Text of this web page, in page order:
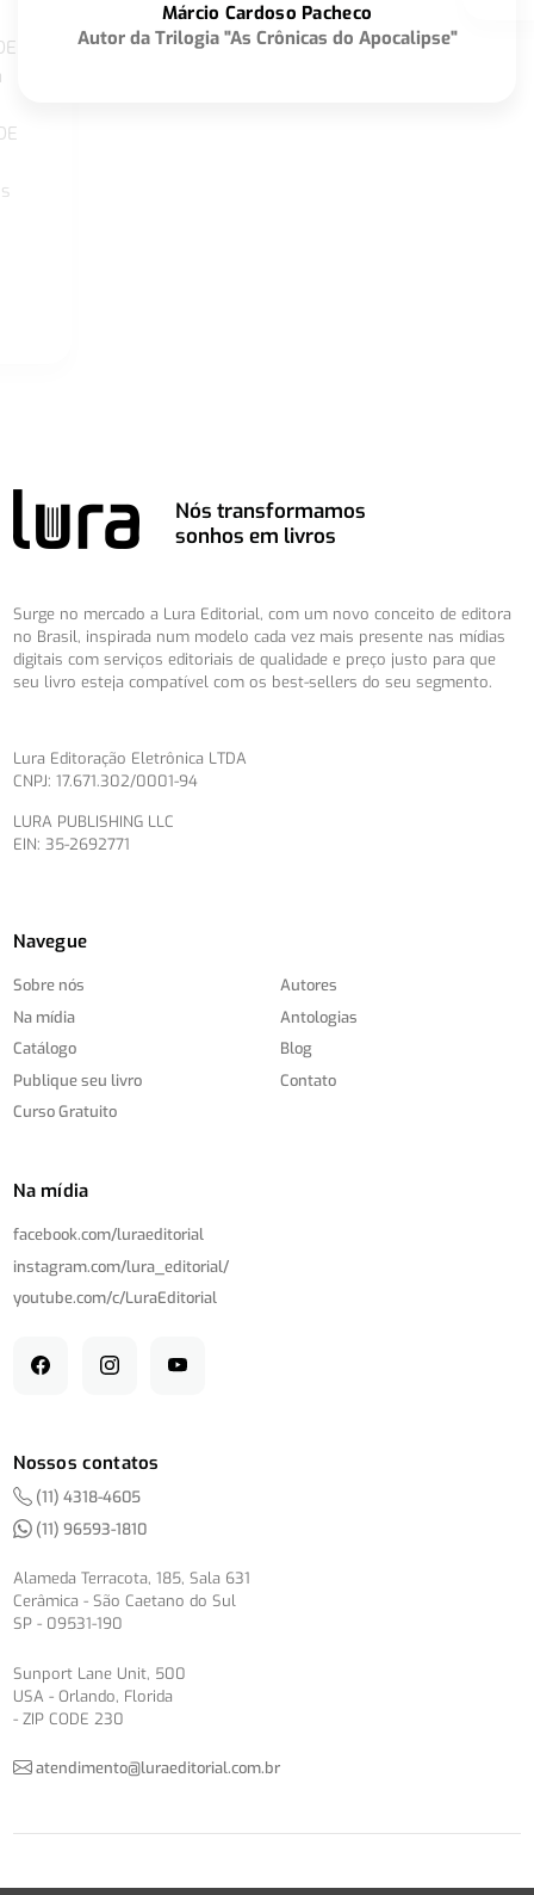
Márcio Cardoso Pacheco
Autor da Trilogia "As Crônicas do Apocalipse"
Nós transformamos
sonhos em livros
Surge no mercado a Lura Editorial, com um novo conceito de editora
no Brasil, inspirada num modelo cada vez mais presente nas mídias
digitais com serviços editoriais de qualidade e preço justo para que
seu livro esteja compatível com os best-sellers do seu segmento.
Lura Editoração Eletrônica LTDA
CNPJ: 17.671.302/0001-94
LURA PUBLISHING LLC
EIN: 35-2692771
Navegue
Sobre nós
Na mídia
Catálogo
Publique seu livro
Curso Gratuito
Autores
Antologias
Blog
Contato
Na mídia
facebook.com/luraeditorial
instagram.com/lura_editorial/
youtube.com/c/LuraEditorial
Nossos contatos
(11) 4318-4605
(11) 96593-1810
Alameda Terracota, 185, Sala 631
Cerâmica - São Caetano do Sul
SP - 09531-190
Sunport Lane Unit, 500
USA - Orlando, Florida
- ZIP CODE 230
atendimento@luraeditorial.com.br